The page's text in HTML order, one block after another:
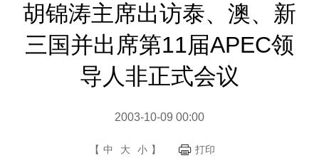
胡锦涛主席出访泰、澳、新
三国并出席第11届APEC领
导人非正式会议
2003-10-09 00:00
【 中 大 小 】 打印